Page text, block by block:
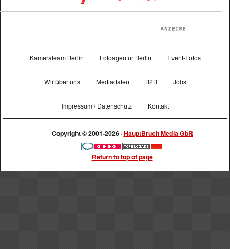
Kamerateam Berlin Fotoagentur Berlin Event-Fotos
Wir über uns Mediadaten B2B Jobs
Impressum / Datenschutz Kontakt
Copyright © 2001-2026 ·HauptBruch Media GbR
Return to top of page